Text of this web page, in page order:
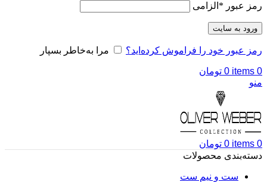
رمز عبور * الزامی
ورود به سایت
رمز عبور خود را فراموش کرده‌اید؟ مرا به‌خاطر بسپار
0
items
0 تومان
منو
0
items
0 تومان
دسته‌بندی محصولات
ست و نیم ست